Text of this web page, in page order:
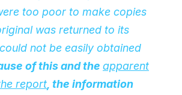
too poor to make copies
was returned to its
not be easily obtained
of this and the apparent
report, the information